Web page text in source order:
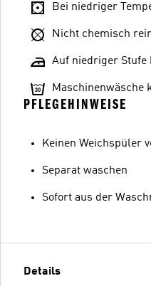
Bei niedriger
Nicht chemisch
Auf niedriger Stufe
Maschinenwäsche
PFLEGEHINWEISE
Keinen Weichspüler
Separat waschen
Sofort aus der
Details